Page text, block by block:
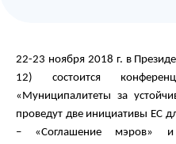
22-23 ноября 2018 г. в
12) состоится
«Муниципалитеты за
проведут две инициативы ЕС
– «Соглашение мэров»